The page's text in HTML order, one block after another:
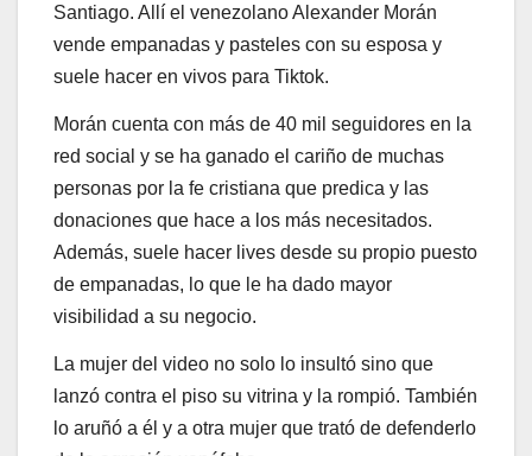
Santiago. Allí el venezolano Alexander Morán
vende empanadas y pasteles con su esposa y
suele hacer en vivos para Tiktok.
Morán cuenta con más de 40 mil seguidores en la
red social y se ha ganado el cariño de muchas
personas por la fe cristiana que predica y las
donaciones que hace a los más necesitados.
Además, suele hacer lives desde su propio puesto
de empanadas, lo que le ha dado mayor
visibilidad a su negocio.
La mujer del video no solo lo insultó sino que
lanzó contra el piso su vitrina y la rompió. También
lo aruñó a él y a otra mujer que trató de defenderlo